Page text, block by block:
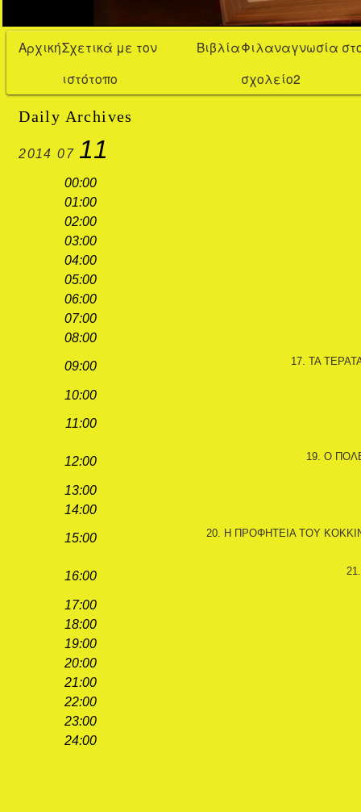
ΑρχικήΣχετικά με τον
ιστότοπο
ΒιβλίαΦιλαναγνωσία
σχολείο2
Daily Archives
2014 07 11
00:00
01:00
02:00
03:00
04:00
05:00
06:00
07:00
08:00
09:00 17. ΤΑ
10:00
11:00
12:00 19. Ο
13:00
14:00
15:00 20. Η ΠΡΟΦΗΤΕΙΑ ΤΟΥ
16:00
17:00
18:00
19:00
20:00
21:00
22:00
23:00
24:00